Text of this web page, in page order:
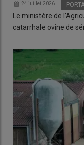
24 juillet 2026
Le ministère de
catarrhale ovine de